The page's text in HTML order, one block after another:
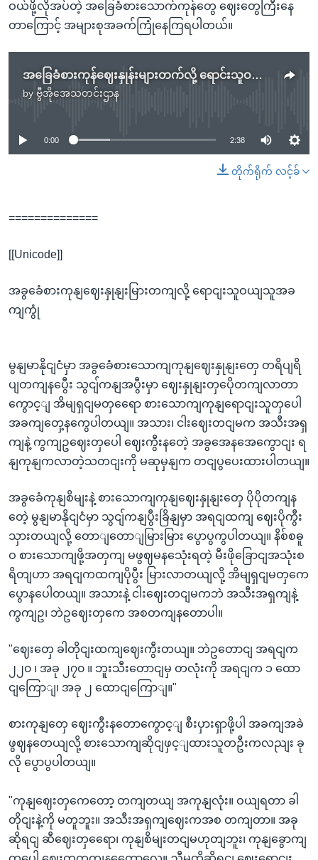
ဝယ်ဖို့လိုအပ်တဲ့ အခြေခံစားသောက်ကုန်တွေ ဈေးတွေကြီးနေ
တာကြောင့် အများစုအခက်ကြုံနေကြရပါတယ်။
အခြေခံစားကုန်ဈေးနှုန်းများတက်လို့ ရောင်းသူဝယ်သူအခက်ကြုံ
by ဗွီအိုအေသတင်းဌာန
No media source currently available
0:00 2:38
တိုက်ရိုက် လင့်ခ်
==============
[[Unicode]]
အခွခေံစားကုနျဈေးနှုနျးမြားတကျလို့ ရောငျးသူဝယျသူအခ
ကျကွုံ
မွနျမာနိုငျငံမှာ အခွခေံစားသောကျကုနျဈေးနှုနျးတှေ တရိပျရိ
ပျတကျနပွေီး သွငျ်ကနျအပွီးမှာ ဈေးနှုနျးတှပေိုတကျလာတာ
ကွောင့ျ အိမျရှငျမတှရေော စားသောကျကုနျရောငျးသူတှပေါ
အခကျတှေ့နကွေပါတယျ။ အသား၊ ငါးဈေးတငျမက အသီးအရှ
ကျနဲ့ ကွကျဥဈေးတှပေါ ဈေးကွီးနတေဲ့ အခွအေနအေကွောငျး ရ
နျကုနျကလာတဲ့သတငျးကို မဆုမှနျက တငျပွပေးထားပါတယျ။
အခွခေံကုနျစိမျးနဲ့ စားသောကျကုနျဈေးနှုနျးတှေ ပိုပိုတကျန
တေဲ့ မွနျမာနိုငျငံမှာ သွငျ်ကနျပွီးခြိနျမှာ အရငျထကျ ဈေးပိုကွီး
သှားတယျလို့ တောျတောျမြားမြား ပွောပွကွပါတယျ။ နိစ်စဓူ
ဝ စားသောကျဖို့အတှကျ မဖွဈမနသေုံးရတဲ့ မီးဖိုခြောငျအသုံးစ
ရိတျဟာ အရငျကထကျပိုပွီး မြားလာတယျလို့ အိမျရှငျမတှကေ
ပွောနပေါတယျ။ အသားနဲ့ ငါးဈေးတငျမကဘဲ အသီးအရှကျနဲ့
ကွကျဥ၊ ဘဲဥဈေးတှကေ အစတကျနတောပါ။
"ဈေးတှေ ခါတိုငျးထကျဈေးကွီးတယျ။ ဘဲဥတောငျ အရငျက
၂၂၀ ၊ အခု ၂၇၀ ။ ဘူးသီးတောငျမှ တလုံးကို အရငျက ၁ ထော
ငျကြောျ၊ အခု ၂ ထောငျကြောျ။"
စားကုနျတှေ ဈေးကွီးနတောကွောင့ျ စီးပှားရှာဖို့ပါ အခကျအခဲ
ဖွဈနတေယျလို့ စားသောကျဆိုငျဖှင့ျထားသူတဦးကလညျး ခု
လို ပွောပွပါတယျ။
"ကုနျဈေးတှကေတော့ တကျတယျ အကုနျလုံး။ ဝယျရတာ ခါ
တိုငျးနဲ့ကို မတူဘူး။ အသီးအရှကျဈေးကအစ တကျတာ။ အခု
ဆိုရငျ ဆီဈေးတှရေော၊ ကုနျစိမျးတငျမဟုတျဘူး၊ ကုနျခွောကျ